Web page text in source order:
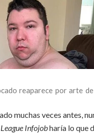
reaparece por arte
muchas veces antes,
Infojobharía lo que